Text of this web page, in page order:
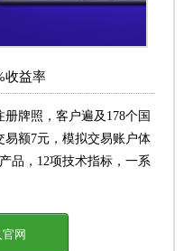
收益率
牌照，客户遍及178个国
易额7元，模拟交易账户体
品，12项技术指标，一系
网